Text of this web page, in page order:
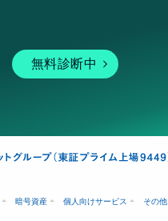
無料診断中
暗号資産 個人向けサービス その他